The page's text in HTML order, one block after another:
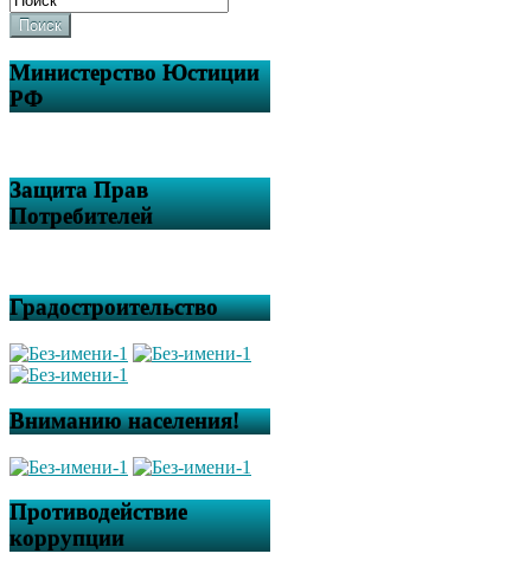
Поиск
Министерство Юстиции
РФ
Защита Прав
Потребителей
Градостроительство
Вниманию населения!
Противодействие
коррупции